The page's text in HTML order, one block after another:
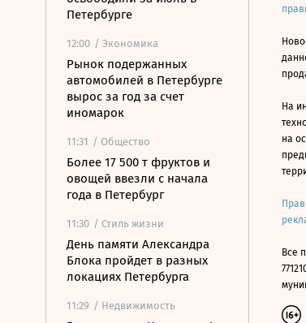
Петербурге
12:00 / Экономика
Рынок подержанных
автомобилей в Петербурге
вырос за год за счет
иномарок
11:31 / Общество
Более 17 500 т фруктов и
овощей ввезли с начала
года в Петербург
11:30 / Стиль жизни
День памяти Александра
Блока пройдет в разных
локациях Петербурга
11:29 / Недвижимость
На
на
Все